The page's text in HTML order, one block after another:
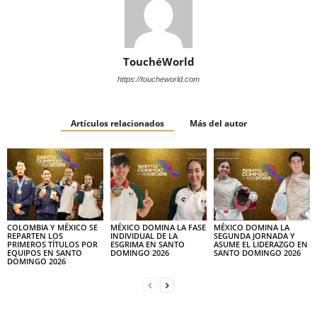
TouchéWorld
https://toucheworld.com
Artículos relacionados Más del autor
COLOMBIA Y MÉXICO SE
REPARTEN LOS
PRIMEROS TÍTULOS POR
EQUIPOS EN SANTO
DOMINGO 2026
MÉXICO DOMINA LA FASE
INDIVIDUAL DE LA
ESGRIMA EN SANTO
DOMINGO 2026
MÉXICO DOMINA LA
SEGUNDA JORNADA Y
ASUME EL LIDERAZGO EN
SANTO DOMINGO 2026